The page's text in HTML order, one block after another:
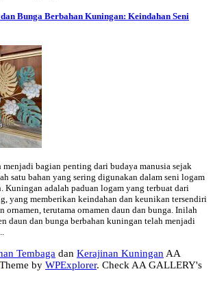
Bunga Berbahan Kuningan: Keindahan Seni
menjadi bagian penting dari budaya manusia sejak
satu bahan yang sering digunakan dalam seni logam
Kuningan adalah paduan logam yang terbuat dari
yang memberikan keindahan dan keunikan tersendiri
ornamen, terutama ornamen daun dan bunga. Inilah
daun dan bunga berbahan kuningan telah menjadi
Tembaga dan Kerajinan Kuningan AA
Theme by WPExplorer. Check AA GALLERY's